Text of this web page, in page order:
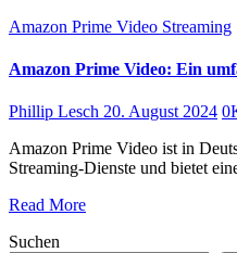
Amazon Prime Video Streaming
Amazon Prime Video: Ein
Phillip Lesch 20. August 2024 0
Amazon Prime Video ist in Deutschland einer der führenden
Streaming-Dienste und bietet
Read More
Suchen